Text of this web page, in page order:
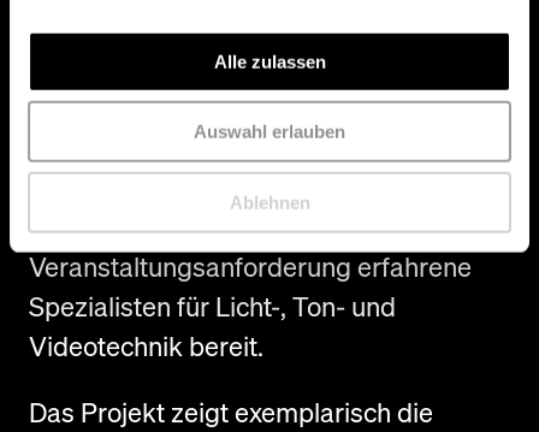
Alle zulassen
Auswahl erlauben
Ablehnen
Konzepts für ein hochwertiges
Klangerlebnis sorgt.
Seit der Eröffnung unterstützt
PROTONESdie Halle zudem im
laufenden Betrieb und stellt je nach
Veranstaltungsanforderung erfahrene
Spezialisten für Licht-, Ton- und
Videotechnik bereit.
Das Projekt zeigt exemplarisch die